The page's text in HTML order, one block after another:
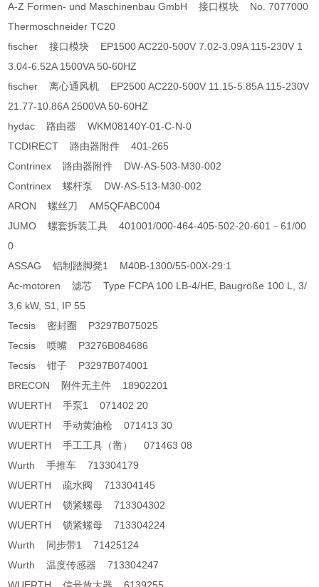
A-Z Formen- und Maschinenbau GmbH 接口模块 No. 7077000
Thermoschneider TC20
fischer 接口模块 EP1500 AC220-500V 7.02-3.09A 115-230V 1
3.04-6.52A 1500VA 50-60HZ
fischer 离心通风机 EP2500 AC220-500V 11.15-5.85A 115-230V
21.77-10.86A 2500VA 50-60HZ
hydac 路由器 WKM08140Y-01-C-N-0
TCDIRECT 路由器附件 401-265
Contrinex 路由器附件 DW-AS-503-M30-002
Contrinex 螺杆泵 DW-AS-513-M30-002
ARON 螺丝刀 AM5QFABC004
JUMO 螺套拆装工具 401001/000-464-405-502-20-601－61/00
0
ASSAG 铝制踏脚凳1 M40B-1300/55-00X-29:1
Ac-motoren 滤芯 Type FCPA 100 LB-4/HE, Baugröße 100 L, 3/
3,6 kW, S1, IP 55
Tecsis 密封圈 P3297B075025
Tecsis 喷嘴 P3276B084686
Tecsis 钳子 P3297B074001
BRECON 附件无主件 18902201
WUERTH 手泵1 071402 20
WUERTH 手动黄油枪 071413 30
WUERTH 手工工具（凿） 071463 08
Wurth 手推车 713304179
WUERTH 疏水阀 713304145
WUERTH 锁紧螺母 713304302
WUERTH 锁紧螺母 713304224
Wurth 同步带1 71425124
Wurth 温度传感器 713304247